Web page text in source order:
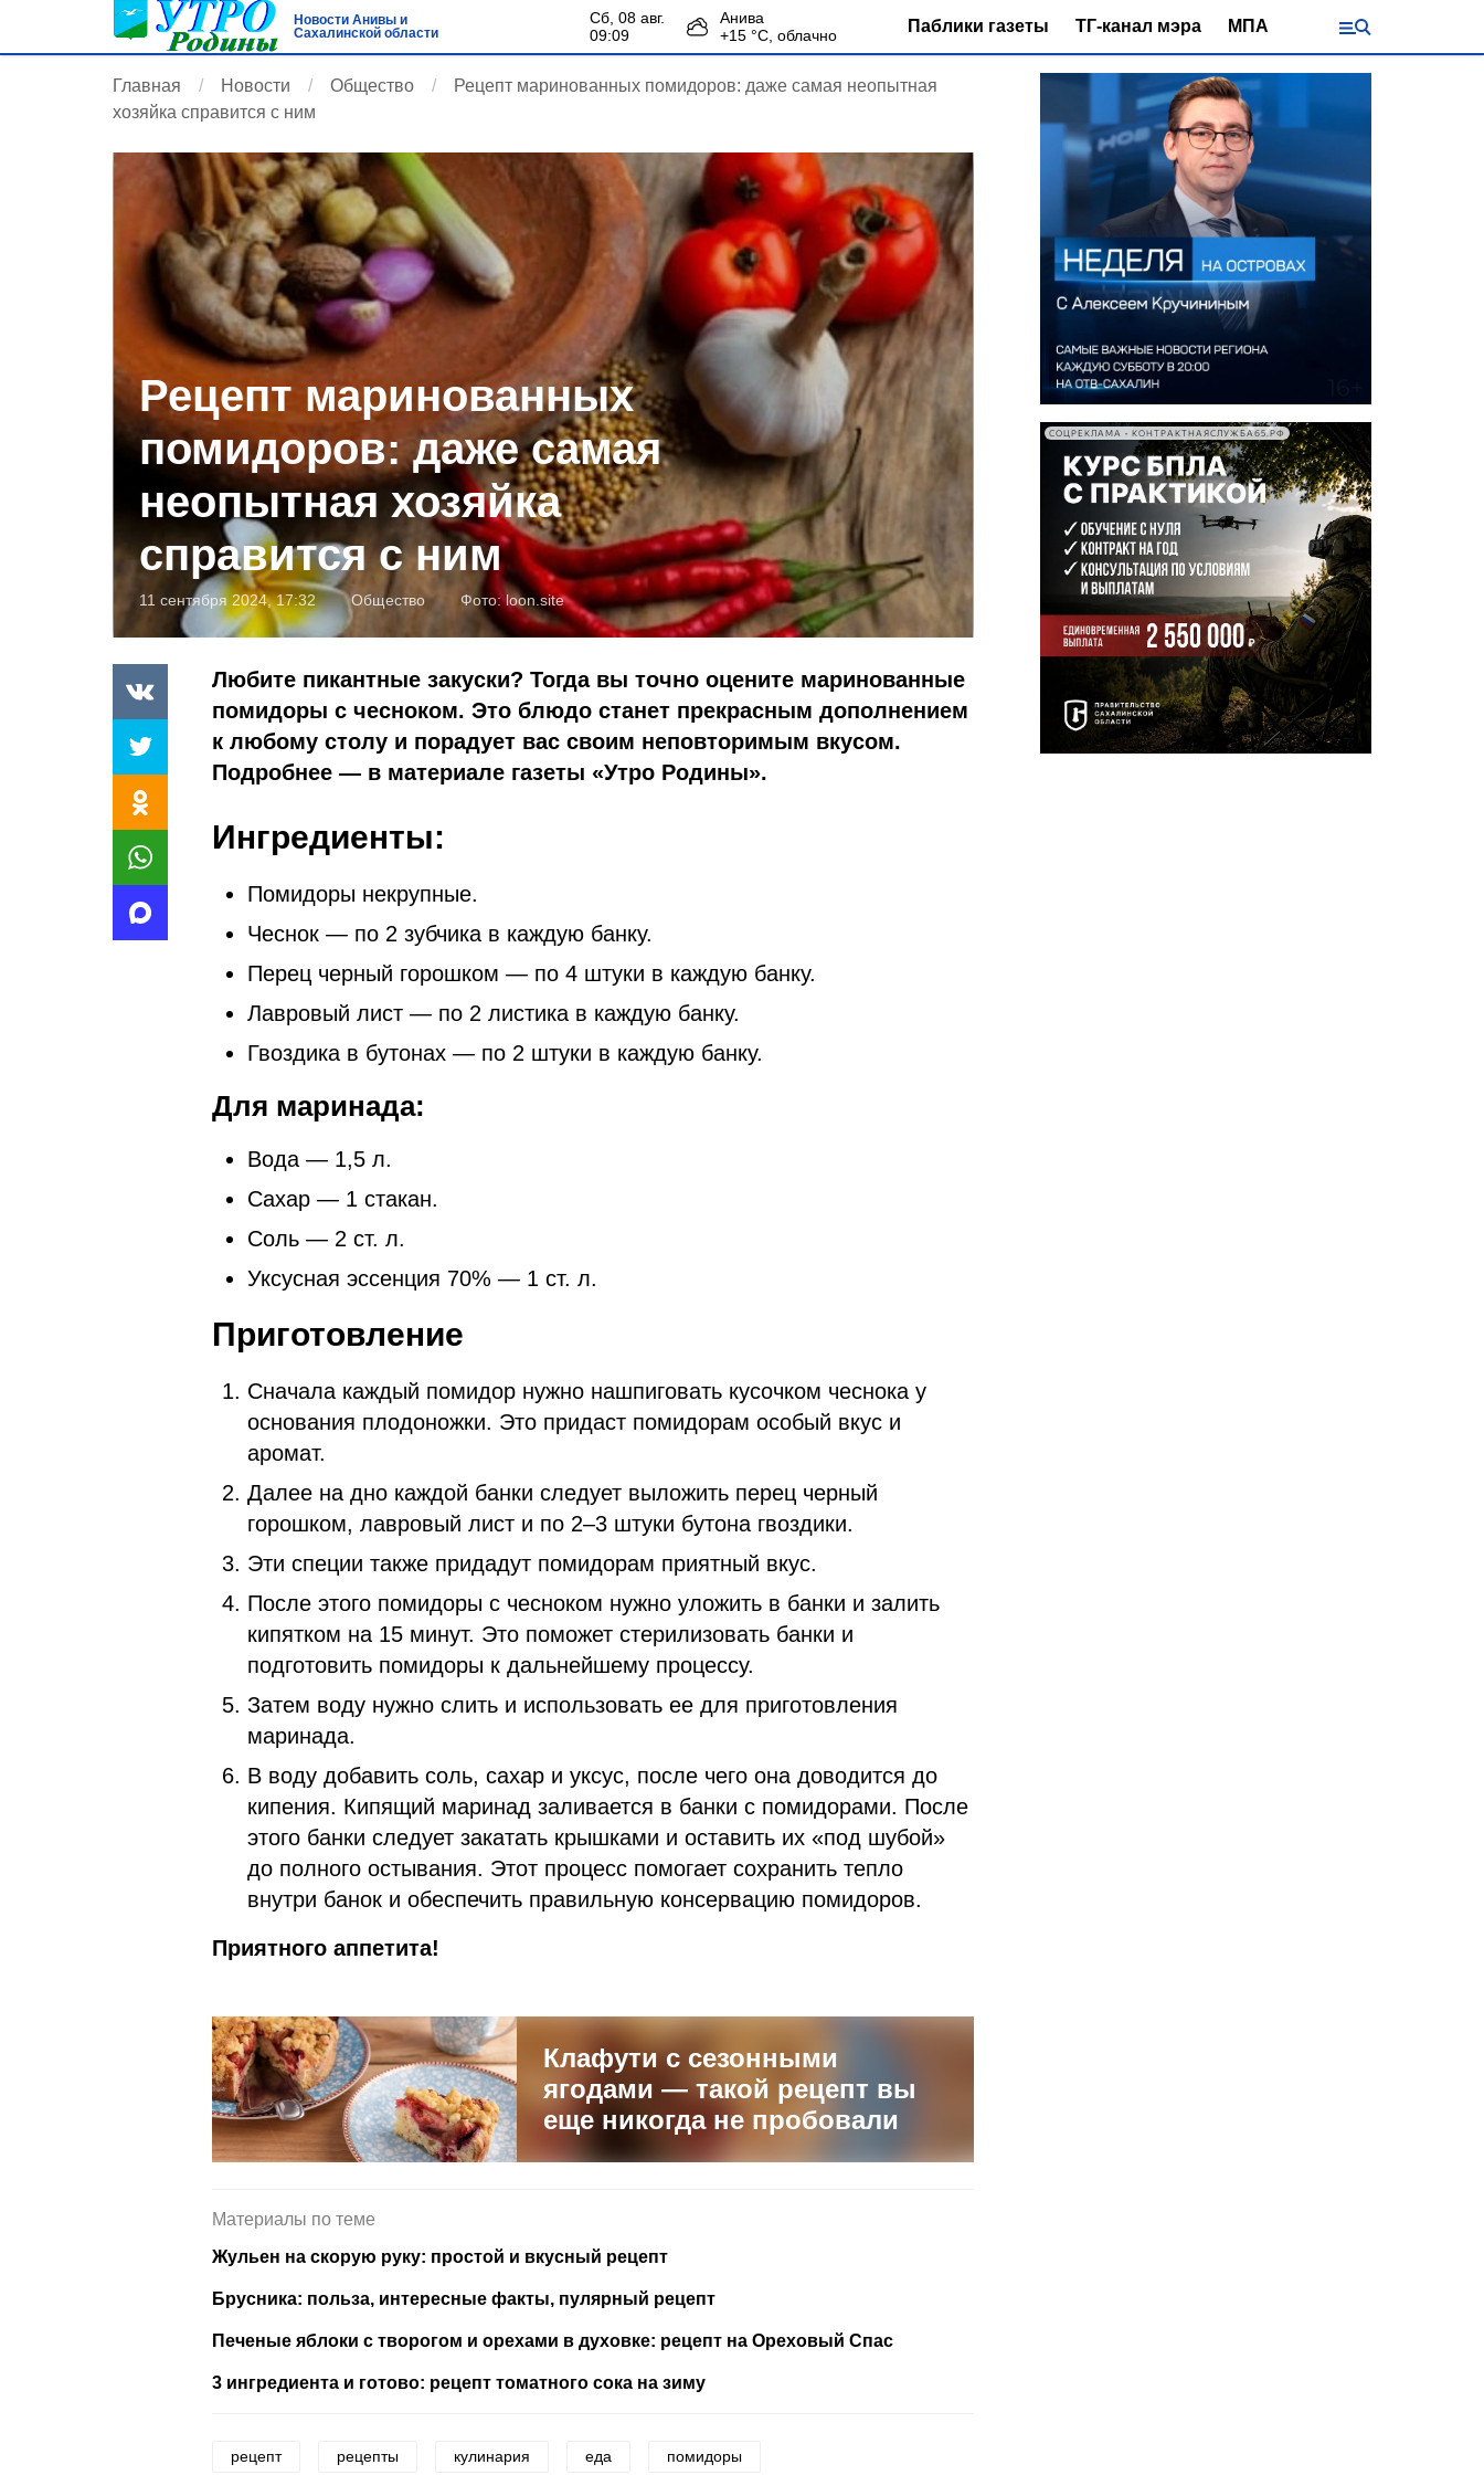
Новости Анивы и
Сахалинской области
сб, 08 авг.
09:09
Анива
+15 °С, облачно Паблики газеты ТГ-канал мэра МПА
Главная Новости Общество
Рецепт маринованных помидоров: даже самая неопытная
хозяйка справится с ним
Рецепт маринованных
помидоров: даже самая
неопытная хозяйка
справится с ним
11 сентября 2024, 17:32 Общество Фото:loon.site
Любите пикантные закуски? Тогда вы точно оцените маринованные
помидоры с чесноком. Это блюдо станет прекрасным дополнением
к любому столу и порадует вас своим неповторимым вкусом.
Подробнее — в материале газеты «Утро Родины».
Ингредиенты:
Помидоры некрупные.
Чеснок — по 2 зубчика в каждую банку.
Перец черный горошком — по 4 штуки в каждую банку.
Лавровый лист — по 2 листика в каждую банку.
Гвоздика в бутонах — по 2 штуки в каждую банку.
Для маринада:
Вода — 1,5 л.
Сахар — 1 стакан.
Соль — 2 ст. л.
Уксусная эссенция 70% — 1 ст. л.
Приготовление
Сначала каждый помидор нужно нашпиговать кусочком чеснока у
основания плодоножки. Это придаст помидорам особый вкус и
аромат.
Далее на дно каждой банки следует выложить перец черный
горошком, лавровый лист и по 2–3 штуки бутона гвоздики.
Эти специи также придадут помидорам приятный вкус.
После этого помидоры с чесноком нужно уложить в банки и залить
кипятком на 15 минут. Это поможет стерилизовать банки и
подготовить помидоры к дальнейшему процессу.
Затем воду нужно слить и использовать ее для приготовления
маринада.
В воду добавить соль, сахар и уксус, после чего она доводится до
кипения. Кипящий маринад заливается в банки с помидорами. После
этого банки следует закатать крышками и оставить их «под шубой»
до полного остывания. Этот процесс помогает сохранить тепло
внутри банок и обеспечить правильную консервацию помидоров.
Приятного аппетита!
Клафути с сезонными
ягодами — такой рецепт вы
еще никогда не пробовали
Материалы по теме
Жульен на скорую руку: простой и вкусный рецепт
Брусника: польза, интересные факты, пулярный рецепт
Печеные яблоки с творогом и орехами в духовке: рецепт на Ореховый Спас
3 ингредиента и готово: рецепт томатного сока на зиму
рецепт рецепты кулинария еда помидоры
СОЦРЕКЛАМА • КОНТРАКТНАЯСЛУЖБА65.РФ